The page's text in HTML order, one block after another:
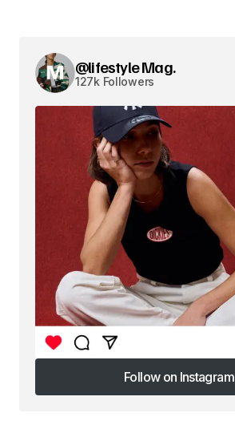
@lifestyle Mag.
127k Followers
Follow on Instagram
Follow on Instagram